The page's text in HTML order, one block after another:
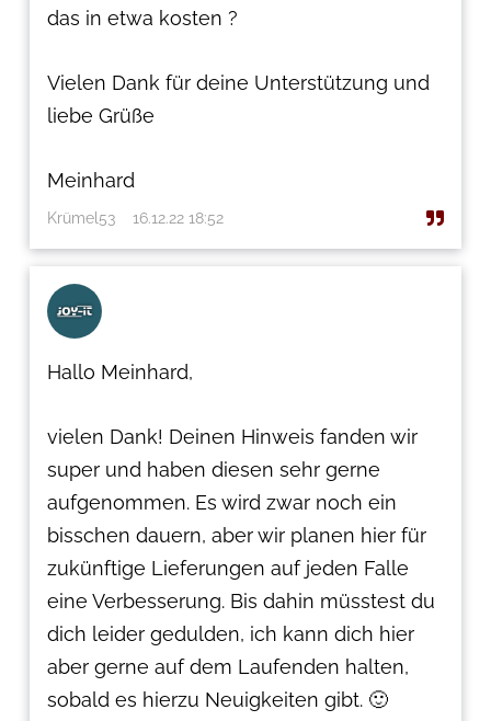
das in etwa kosten ?
Vielen Dank für deine Unterstützung und
liebe Grüße
Meinhard
Krümel53 16.12.22 18:52
Hallo Meinhard,
vielen Dank! Deinen Hinweis fanden wir
super und haben diesen sehr gerne
aufgenommen. Es wird zwar noch ein
bisschen dauern, aber wir planen hier für
zukünftige Lieferungen auf jeden Falle
eine Verbesserung. Bis dahin müsstest du
dich leider gedulden, ich kann dich hier
aber gerne auf dem Laufenden halten,
sobald es hierzu Neuigkeiten gibt. 🙂